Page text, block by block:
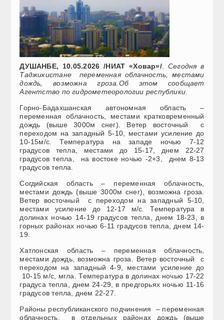
ДУШАНБЕ, 10.05.2026 /НИАТ «Ховар»/. Сегодня в
Таджикистане переменная облачность, местами
дождь, возможна гроза.Об этом сообщает
Агентство по гидрометеорологии республики.
Горно-Бадахшанская автономная область –
переменная облачность, местами кратковременный
дождь (выше 3000м снег). Ветер восточный с
переходом на западный 5-10, местами усиление до
10-15м/с. Температура на западе ночью 7-12
градусов тепла, местами до 15-17, днем 22-27
градусов тепла, на востоке ночью -2+3, днем 8-13
градусов тепла.
Согдийская область – переменная облачность,
местами дождь (выше 3000м снег), возможна гроза.
Ветер восточный с переходом на западный 5-10,
местами усиление до 12-17 м/с. Температура в
долинах ночью 14-19 градусов тепла, днем 18-23, в
горных районах ночью 6-11 градусов тепла, днем 14-
19.
Хатлонская область – переменная облачность,
местами дождь, возможна гроза. Ветер восточный с
переходом на западный 4-9, местами усиление до
10-15 м/с, мгла. Температура в долинах ночью 17-22
градуса тепла, днем 24-29, в предгорьях ночью 11-16
градусов тепла, днем 22-27.
Районы республиканского подчинения – переменная
облачность, в отдельных районах дождь (выше